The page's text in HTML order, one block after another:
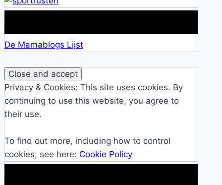
De Mamablogs Lijst
Privacy & Cookies: This site uses cookies. By
continuing to use this website, you agree to
their use.
To find out more, including how to control
cookies, see here: Cookie Policy